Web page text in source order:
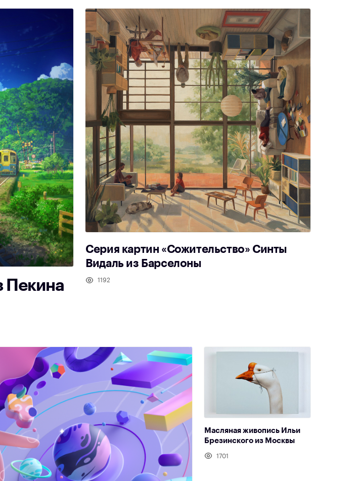
Пекина
Серия картин «Сожительство» Синты
Видаль из Барселоны
1192
Масляная живопись Ильи
Брезинского из Москвы
1701